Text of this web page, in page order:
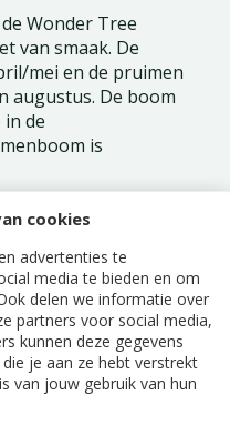
cookies
advertenties te
media te bieden en om
delen we informatie over
partners voor social media,
kunnen deze gegevens
je aan ze hebt verstrekt
van jouw gebruik van hun
Wonder Tree
van smaak. De
mei en de pruimen
augustus. De boom
de
is
basis.
een beetje
houden van
te natte grond.